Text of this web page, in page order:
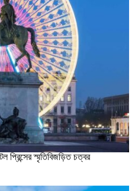
প্রিন্সের স্মৃতিবিজড়িত চত্বর